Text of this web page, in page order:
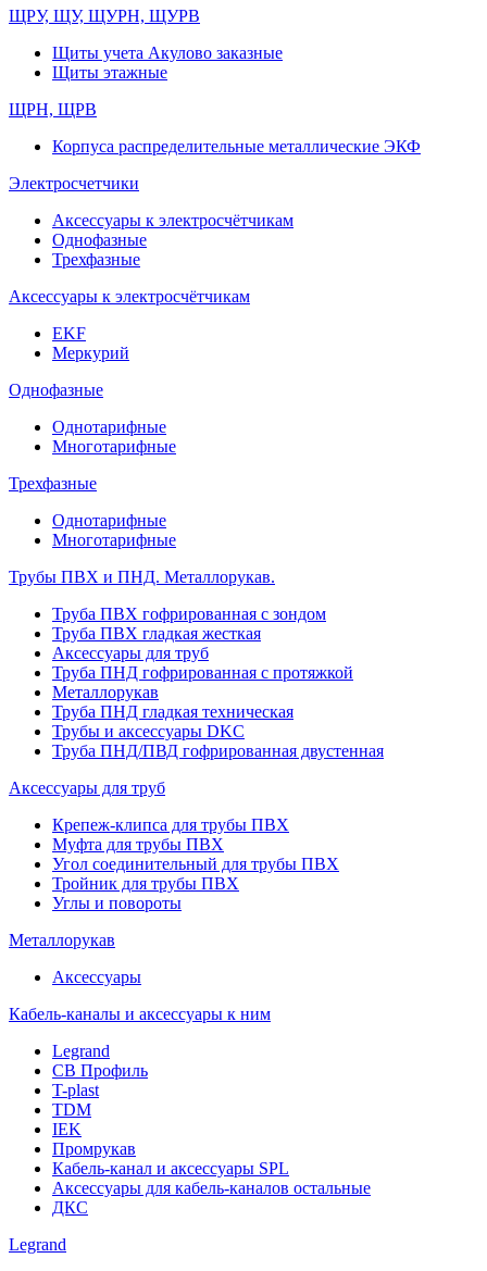
ЩРУ, ЩУ, ЩУРН, ЩУРВ
Щиты учета Акулово заказные
Щиты этажные
ЩРН, ЩРВ
Корпуса распределительные металлические ЭКФ
Электросчетчики
Аксессуары к электросчётчикам
Однофазные
Трехфазные
Аксессуары к электросчётчикам
EKF
Меркурий
Однофазные
Однотарифные
Многотарифные
Трехфазные
Однотарифные
Многотарифные
Трубы ПВХ и ПНД. Металлорукав.
Труба ПВХ гофрированная с зондом
Труба ПВХ гладкая жесткая
Аксессуары для труб
Труба ПНД гофрированная с протяжкой
Металлорукав
Труба ПНД гладкая техническая
Трубы и аксессуары DKC
Труба ПНД/ПВД гофрированная двустенная
Аксессуары для труб
Крепеж-клипса для трубы ПВХ
Муфта для трубы ПВХ
Угол соединительный для трубы ПВХ
Тройник для трубы ПВХ
Углы и повороты
Металлорукав
Аксессуары
Кабель-каналы и аксессуары к ним
Legrand
СВ Профиль
T-plast
TDM
IEK
Промрукав
Кабель-канал и аксессуары SPL
Аксессуары для кабель-каналов остальные
ДКС
Legrand